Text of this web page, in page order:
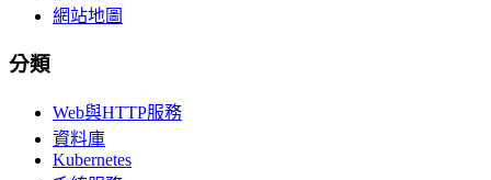
網站地圖
分類
Web與HTTP服務
資料庫
Kubernetes